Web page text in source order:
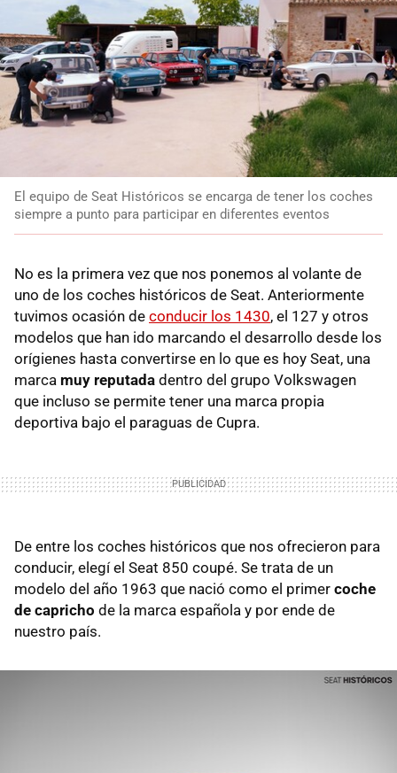
El equipo de Seat Históricos se encarga de tener los coches
siempre a punto para participar en diferentes eventos
No es la primera vez que nos ponemos al volante de
uno de los coches históricos de Seat. Anteriormente
tuvimos ocasión de conducir los 1430, el 127 y otros
modelos que han ido marcando el desarrollo desde los
orígienes hasta convertirse en lo que es hoy Seat, una
marca muy reputada dentro del grupo Volkswagen
que incluso se permite tener una marca propia
deportiva bajo el paraguas de Cupra.
De entre los coches históricos que nos ofrecieron para
conducir, elegí el Seat 850 coupé. Se trata de un
modelo del año 1963 que nació como el primer coche
de capricho de la marca española y por ende de
nuestro país.